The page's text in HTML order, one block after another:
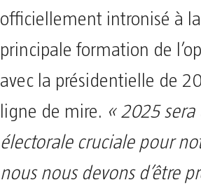
officiellement intronisé à
principale formation de
avec la présidentielle de
ligne de mire. « 2025
électorale cruciale pour
nous nous devons d’être